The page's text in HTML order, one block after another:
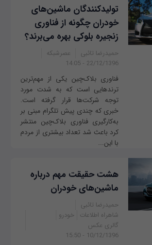
تولیدکنندگان ماشین‌های
خودران چگونه از فناوری
زنجیره بلوکی بهره می‌برند؟
حمیدرضا تائبی
عصرشبکه
22/12/1396 - 14:05
فناوری بلاک‌چین یکی از مهم‌ترین
ترندهایی است که به شدت مورد
توجه شرکت‌ها قرار گرفته است.
خبری که چندی پیش تلگرام مبنی بر
به‌کارگیری فناوری بلاک‌چین منتشر
کرد باعث شد تعداد بیشتری از مردم
با این...
هشت حقیقت مهم درباره
ماشین‌های خودران
حمیدرضا تائبی
شاهراه اطلاعات
خودرو
گالری عکس
10/12/1396 - 15:50